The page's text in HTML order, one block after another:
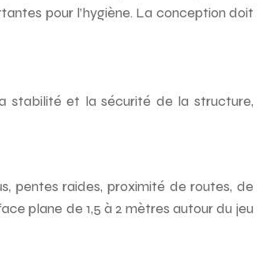
pour l’hygiène. La conception doit
stabilité et la sécurité de la structure,
pentes raides, proximité de routes, de
plane de 1,5 à 2 mètres autour du jeu